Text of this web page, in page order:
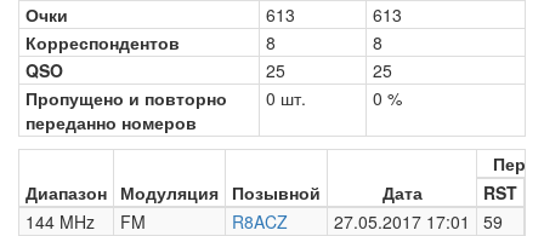
Очки
613
613
Корреспондентов
8
8
QSO
25
25
Пропущено и повторно
переданно номеров
0 шт. 0 %
Диапазон Модуляция Позывной Дата
RST
144 MHz
FM R8ACZ 27.05.2017 17:01 59